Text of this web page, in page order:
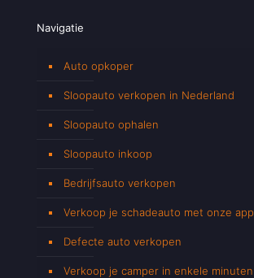
Navigatie
Auto opkoper
Sloopauto verkopen in Nederland
Sloopauto ophalen
Sloopauto inkoop
Bedrijfsauto verkopen
Verkoop je schadeauto met onze app
Defecte auto verkopen
Verkoop je camper in enkele minuten